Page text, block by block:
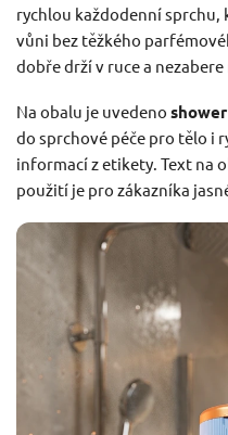
rychlou každodenní sprchu,
vůni bez těžkého
dobře drží v ruce a nezabere
Na obalu je uvedeno
do sprchové péče pro tělo i
informací z etikety. Text na
použití je pro zákazníka